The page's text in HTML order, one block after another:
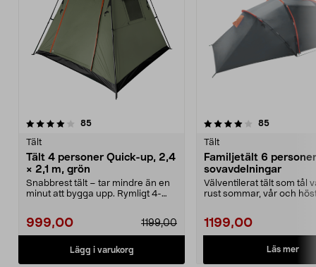
85recensioner
Tält
Tält 4 personer Quick-up, 2,4
× 2,1 m, grön
Snabbrest tält – tar mindre än en
minut att bygga upp. Rymligt 4-
999,00 1199,00
Lägg i varukorg
4.0 av 5 stjärnor 85recensioner
Tält
Familjetält 6
sovavdelningar
Välventilerat tält som tål
rust sommar, vår och
1199,00
Läs mer
3.0 av 5 stjärnor